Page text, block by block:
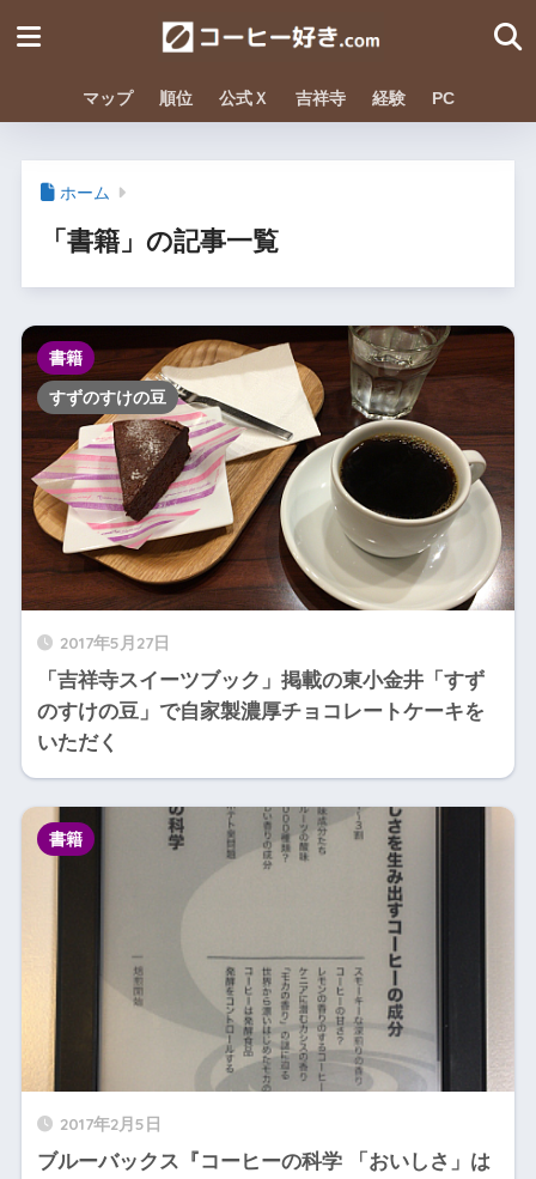
マップ 順位 公式Ｘ 吉祥寺 経験 PC
ホーム
「書籍」の記事一覧
2017年5月27日
「吉祥寺スイーツブック」掲載の東小金井「すず
のすけの豆」で自家製濃厚チョコレートケーキを
いただく
書籍
すずのすけの豆
2017年2月5日
ブルーバックス『コーヒーの科学 「おいしさ」は
書籍